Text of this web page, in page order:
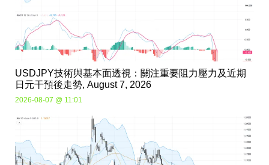
USDJPY技術與基本面透視：關注重要阻力壓力及近期
日元干預後走勢, August 7, 2026
2026-08-07 @ 11:01